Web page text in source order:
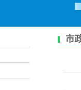
房地产开发资质
国家能源局资质
工程监理造价资质
市